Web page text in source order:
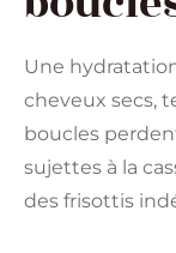
Une
cheveux secs,
boucles
sujettes à la
des frisottis